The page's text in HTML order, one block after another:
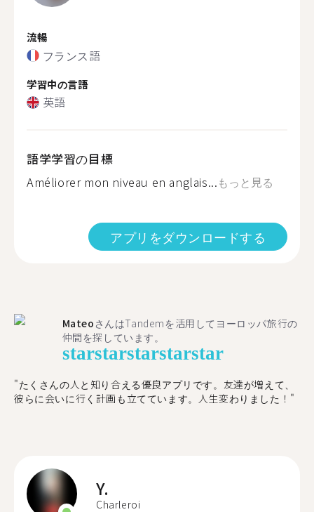
流暢
フランス語
学習中の言語
英語
語学学習の目標
Améliorer mon niveau en anglais...もっと見る
アプリをダウンロードする
Mateo さんはTandemを活用してヨーロッパ旅行の
仲間を探しています。
starstarstarstarstar
"たくさんの人と知り合える優良アプリです。友達が増えて、
彼らに会いに行く計画も立てています。人生変わりました！"
Y.
Charleroi